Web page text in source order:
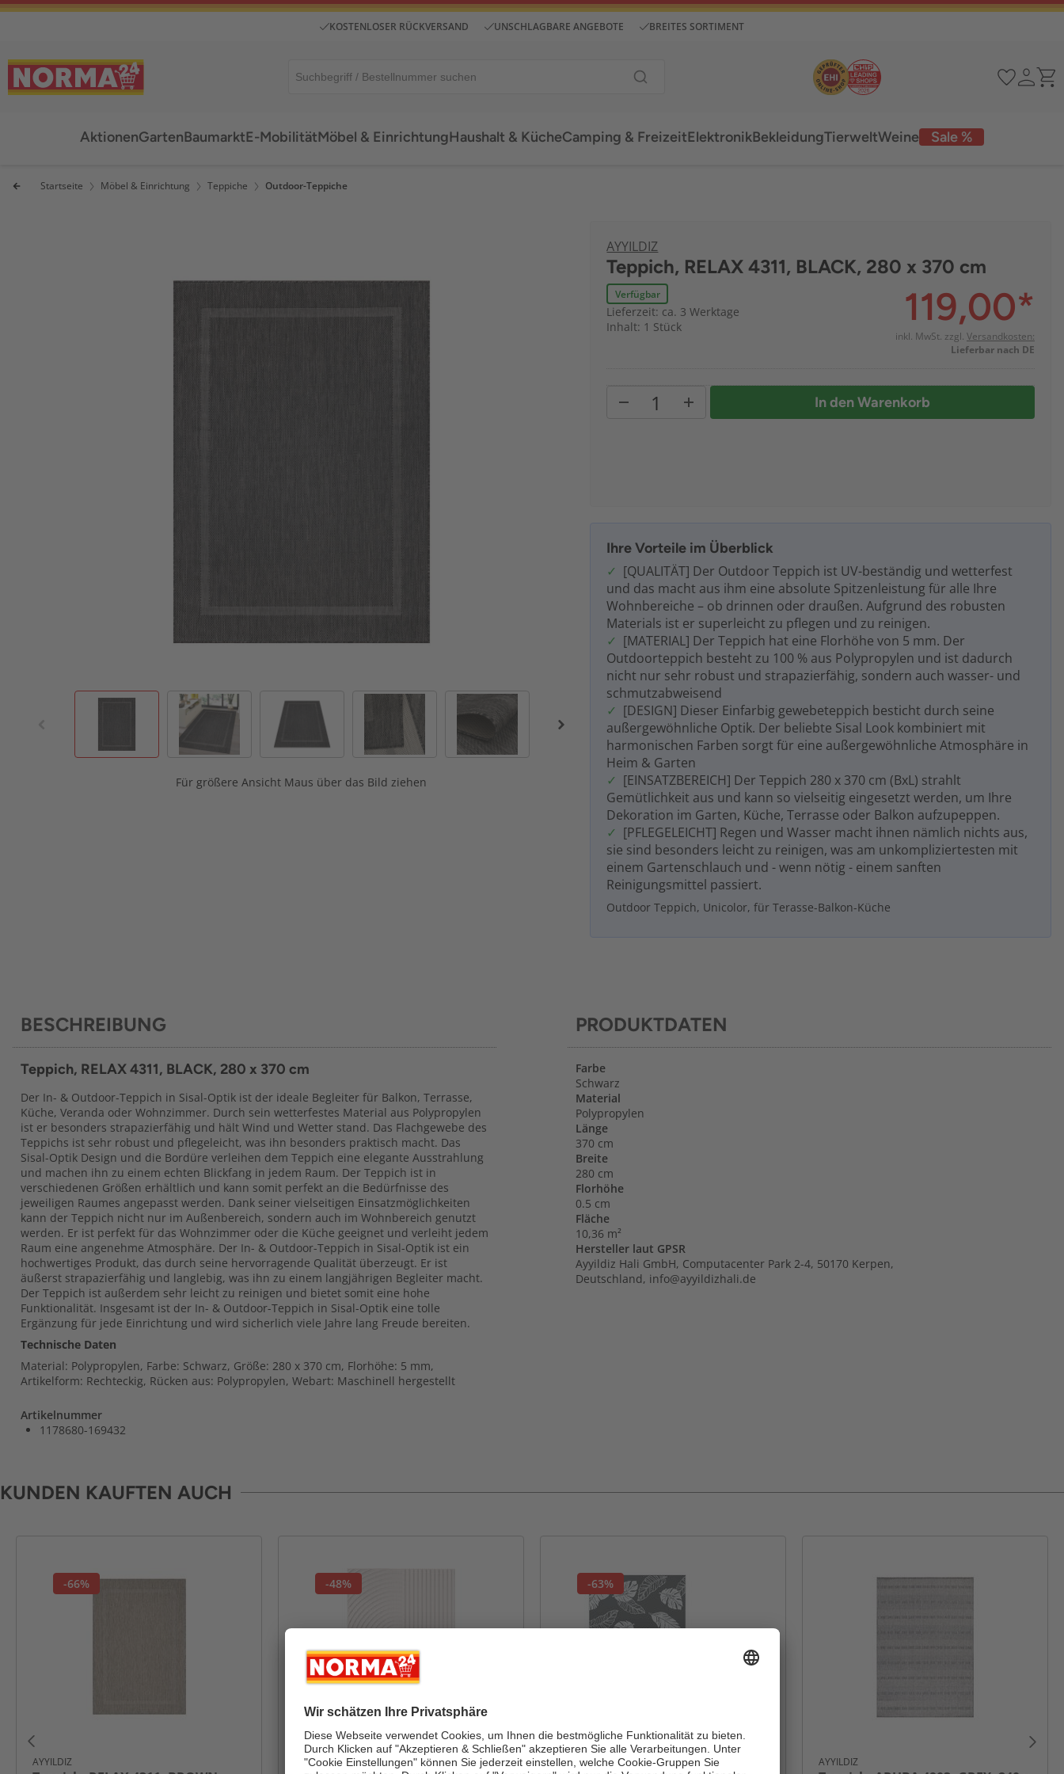
KOSTENLOSER RÜCKVERSAND UNSCHLAGBARE ANGEBOTE BREITES SORTIMENT
AktionenGartenBaumarktE-MobilitätMöbel & EinrichtungHaushalt & KücheCamping & Freizeit Sale %
ElektronikBekleidungTierweltWeine
Startseite Möbel & Einrichtung Teppiche Outdoor-Teppiche
Für größere Ansicht Maus über das Bild ziehen
AYYILDIZ
Teppich, RELAX 4311, BLACK, 280 x 370 cm
Verfügbar
Lieferzeit: ca. 3 Werktage
Inhalt: 1 Stück
119,00*
inkl. MwSt. zzgl. Versandkosten:
Lieferbar nach DE
In den Warenkorb
Ihre Vorteile im Überblick
[QUALITÄT] Der Outdoor Teppich ist UV-beständig und wetterfest
und das macht aus ihm eine absolute Spitzenleistung für alle Ihre
Wohnbereiche – ob drinnen oder draußen. Aufgrund des robusten
Materials ist er superleicht zu pflegen und zu reinigen.
[MATERIAL] Der Teppich hat eine Florhöhe von 5 mm. Der
Outdoorteppich besteht zu 100 % aus Polypropylen und ist dadurch
nicht nur sehr robust und strapazierfähig, sondern auch wasser- und
schmutzabweisend
[DESIGN] Dieser Einfarbig gewebeteppich besticht durch seine
außergewöhnliche Optik. Der beliebte Sisal Look kombiniert mit
harmonischen Farben sorgt für eine außergewöhnliche Atmosphäre in
Heim & Garten
[EINSATZBEREICH] Der Teppich 280 x 370 cm (BxL) strahlt
Gemütlichkeit aus und kann so vielseitig eingesetzt werden, um Ihre
Dekoration im Garten, Küche, Terrasse oder Balkon aufzupeppen.
[PFLEGELEICHT] Regen und Wasser macht ihnen nämlich nichts aus,
sie sind besonders leicht zu reinigen, was am unkompliziertesten mit
einem Gartenschlauch und - wenn nötig - einem sanften
Reinigungsmittel passiert.
Outdoor Teppich, Unicolor, für Terasse-Balkon-Küche
BESCHREIBUNG
Teppich, RELAX 4311, BLACK, 280 x 370 cm
Der In- & Outdoor-Teppich in Sisal-Optik ist der ideale Begleiter für Balkon, Terrasse,
Küche, Veranda oder Wohnzimmer. Durch sein wetterfestes Material aus Polypropylen
ist er besonders strapazierfähig und hält Wind und Wetter stand. Das Flachgewebe des
Teppichs ist sehr robust und pflegeleicht, was ihn besonders praktisch macht. Das
Sisal-Optik Design und die Bordüre verleihen dem Teppich eine elegante Ausstrahlung
und machen ihn zu einem echten Blickfang in jedem Raum. Der Teppich ist in
verschiedenen Größen erhältlich und kann somit perfekt an die Bedürfnisse des
jeweiligen Raumes angepasst werden. Dank seiner vielseitigen Einsatzmöglichkeiten
kann der Teppich nicht nur im Außenbereich, sondern auch im Wohnbereich genutzt
werden. Er ist perfekt für das Wohnzimmer oder die Küche geeignet und verleiht jedem
Raum eine angenehme Atmosphäre. Der In- & Outdoor-Teppich in Sisal-Optik ist ein
hochwertiges Produkt, das durch seine hervorragende Qualität überzeugt. Er ist
äußerst strapazierfähig und langlebig, was ihn zu einem langjährigen Begleiter macht.
Der Teppich ist außerdem sehr leicht zu reinigen und bietet somit eine hohe
Funktionalität. Insgesamt ist der In- & Outdoor-Teppich in Sisal-Optik eine tolle
Ergänzung für jede Einrichtung und wird sicherlich viele Jahre lang Freude bereiten.
Technische Daten
Material: Polypropylen, Farbe: Schwarz, Größe: 280 x 370 cm, Florhöhe: 5 mm,
Artikelform: Rechteckig, Rücken aus: Polypropylen, Webart: Maschinell hergestellt
Artikelnummer
1178680-169432
PRODUKTDATEN
Farbe
Schwarz
Material
Polypropylen
Länge
370 cm
Breite
280 cm
Florhöhe
0.5 cm
Fläche
10,36 m²
Hersteller laut GPSR
Ayyildiz Hali GmbH, Computacenter Park 2-4, 50170 Kerpen,
Deutschland, info@ayyildizhali.de
KUNDEN KAUFTEN AUCH
-66%
AYYILDIZ
-48%
andere Ausführungen
AYYILDIZ
-63%
OUTSUNNY AYYILDIZ